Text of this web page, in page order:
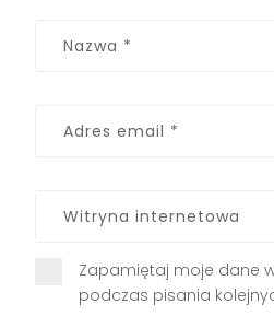
Zapamiętaj moje dane
podczas pisania